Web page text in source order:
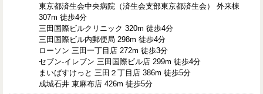
東京都済生会中央病院（済生会支部東京都済生会） 外来棟
307m 徒歩4分
三田国際ビルクリニック 320m 徒歩4分
三田国際ビル内郵便局 298m 徒歩4分
ローソン 三田一丁目店 272m 徒歩3分
セブン-イレブン 三田国際ビル店 299m 徒歩4分
まいばすけっと 三田２丁目店 386m 徒歩5分
成城石井 東麻布店 426m 徒歩5分